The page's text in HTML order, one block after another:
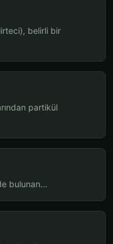
belirli bir
partikül
bulunan...